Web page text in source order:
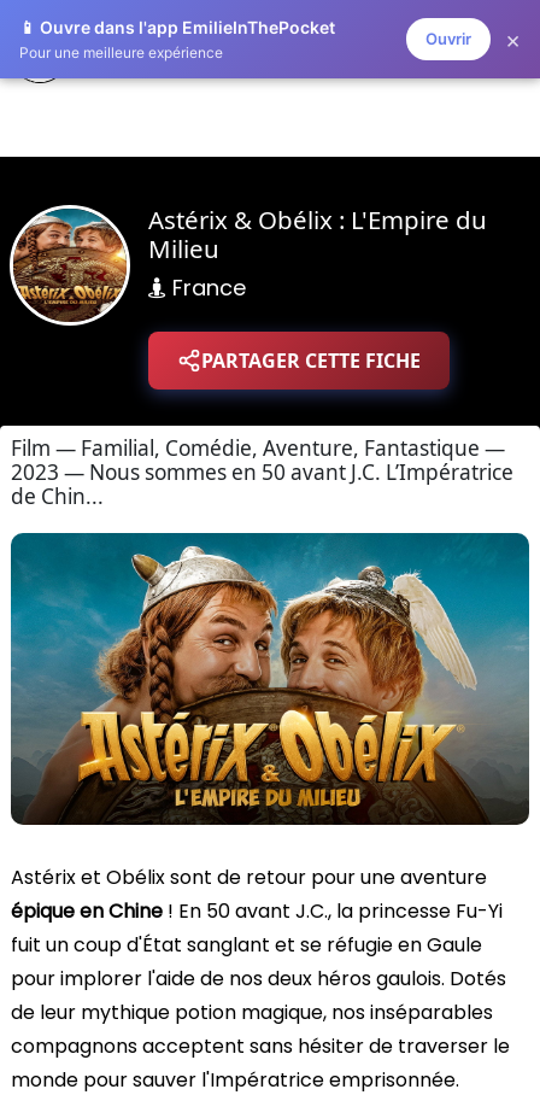
📱 Ouvre dans l'app EmilieInThePocket
Pour une meilleure expérience
Ouvrir ×
ZAPLISTOO
Astérix & Obélix : L'Empire du
Milieu
France
PARTAGER CETTE FICHE
Film — Familial, Comédie, Aventure, Fantastique —
2023 — Nous sommes en 50 avant J.C. L’Impératrice
de Chin...
Astérix et Obélix sont de retour pour une aventure
épique en Chine ! En 50 avant J.C., la princesse Fu-Yi
fuit un coup d'État sanglant et se réfugie en Gaule
pour implorer l'aide de nos deux héros gaulois. Dotés
de leur mythique potion magique, nos inséparables
compagnons acceptent sans hésiter de traverser le
monde pour sauver l'Impératrice emprisonnée.